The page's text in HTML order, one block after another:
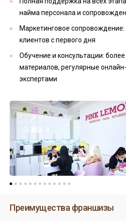
найма персонала и
Маркетинговое
клиентов с первого дня
Обучение и консультации:
материалов, регулярные
экспертами
Преимущества франшизы